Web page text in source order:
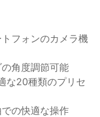
フォンのカメラ機
角度調節可能
な20種類のプリセ
の快適な操作